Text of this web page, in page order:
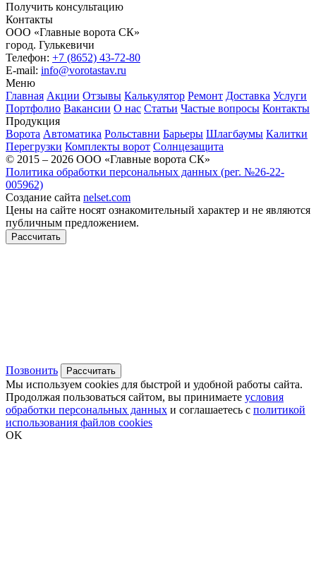
Получить консультацию
Контакты
ООО «Главные ворота СК»
город. Гулькевичи
Телефон: +7 (8652) 43-72-80
E-mail: info@vorotastav.ru
Меню
Главная Акции Отзывы Калькулятор Ремонт Доставка Услуги
Портфолио Вакансии О нас Статьи Частые вопросы Контакты
Продукция
Ворота Автоматика Рольставни Барьеры Шлагбаумы Калитки
Перегрузки Комплекты ворот Солнцезащита
© 2015 – 2026 ООО «Главные ворота СК»
Политика обработки персональных данных (рег. №26-22-
005962)
Создание сайта nelset.com
Цены на сайте носят ознакомительный характер и не являются
публичным предложением.
Рассчитать
Позвонить Рассчитать
Мы используем cookies для быстрой и удобной работы сайта.
Продолжая пользоваться сайтом, вы принимаете условия
обработки персональных данных и соглашаетесь с политикой
использования файлов cookies
OK